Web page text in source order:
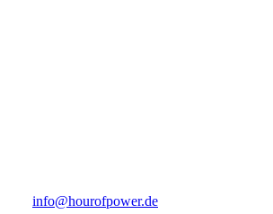
info@hourofpower.de